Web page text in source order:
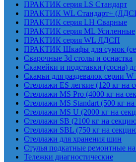
ПРАКТИК cерия LS Стандарт
ПРАКТИК WL Стандарт+
ПРАКТИК серия LH Сварные
ПРАКТИК серия ML Усиленные
ПРАКТИК серия WL ЛДСП
ПРАКТИК Шкафы для сумок
Сварочные 3d столы и оснастка
Скамейки и подставки (сосна)
Скамьи для раздевалок серии
Стеллажи ES легкие (120 кг на
Стеллажи MS Pro (4000 кг на
Стеллажи MS Standart (500 кг
Стеллажи MS U (2000 кг на
Стеллажи SB (2100 кг на
Стеллажи SBL (750 кг на
Стеллажи для хранения шин
Стулья подкатные ремонтные на
Тележки диагностические